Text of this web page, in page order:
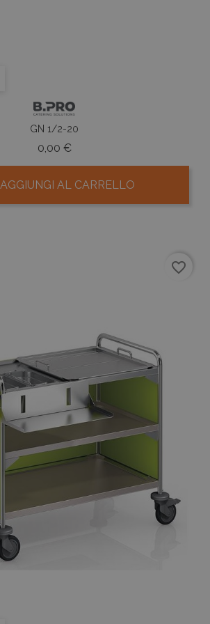
GN 1/2-20
0,00 €Prezzo
AGGIUNGI AL CARRELLO
favorite_border